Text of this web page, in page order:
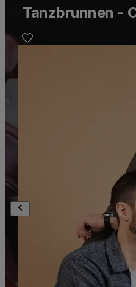
Tanzbrunnen -